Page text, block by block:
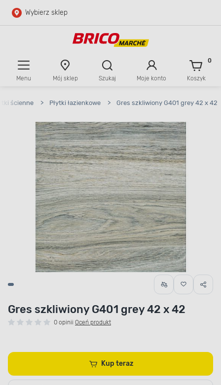
Przejdź do głównej zawartości
Wybierz sklep
Menu Mój sklep Szukaj Moje konto Koszyk
0
ścienne > Płytki łazienkowe > Gres szkliwiony G401 grey 42 x 42
Gres szkliwiony G401 grey 42 x 42
0 opinii Oceń produkt
Kup teraz